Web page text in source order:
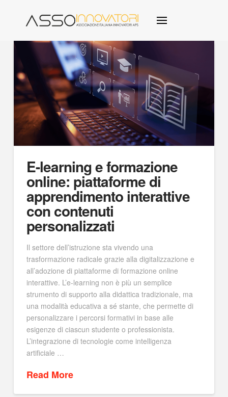
E-learning e formazione
online: piattaforme di
apprendimento interattive
con contenuti
personalizzati
Il settore dell’istruzione sta vivendo una
trasformazione radicale grazie alla digitalizzazione e
all’adozione di piattaforme di formazione online
interattive. L’e-learning non è più un semplice
strumento di supporto alla didattica tradizionale, ma
una modalità educativa a sé stante, che permette di
personalizzare i percorsi formativi in base alle
esigenze di ciascun studente o professionista.
L’integrazione di tecnologie come intelligenza
artificiale …
Read More